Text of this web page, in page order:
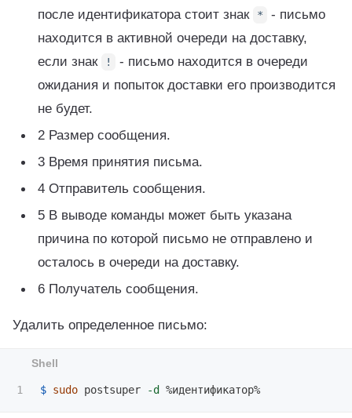
после идентификатора стоит знак
*
- письмо
находится в активной очереди на доставку,
если знак
!
- письмо находится в очереди
ожидания и попыток доставки его производится
не будет.
2 Размер сообщения.
3 Время принятия письма.
4 Отправитель сообщения.
5 В выводе команды может быть указана
причина по которой письмо не отправлено и
осталось в очереди на доставку.
6 Получатель сообщения.
Удалить определенное письмо:
$ sudo postsuper -d